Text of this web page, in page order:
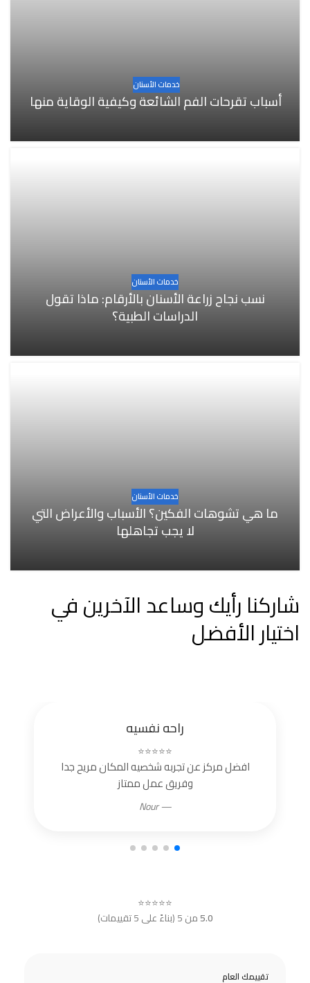
خدمات الأسنان
أسباب تقرحات الفم الشائعة وكيفية الوقاية منها
خدمات الأسنان
نسب نجاح زراعة الأسنان بالأرقام: ماذا تقول
الدراسات الطبية؟
خدمات الأسنان
ما هي تشوهات الفكين؟ الأسباب والأعراض التي
لا يجب تجاهلها
شاركنا رأيك وساعد الآخرين في
اختيار الأفضل
راحه نفسيه
⭐⭐⭐⭐⭐
افضل مركز عن تجربه شخصيه المكان مريح جدا
وفريق عمل ممتاز
— Nour
⭐⭐⭐⭐⭐
5.0من 5 (بناءً على 5 تقييمات)
تقييمك العام